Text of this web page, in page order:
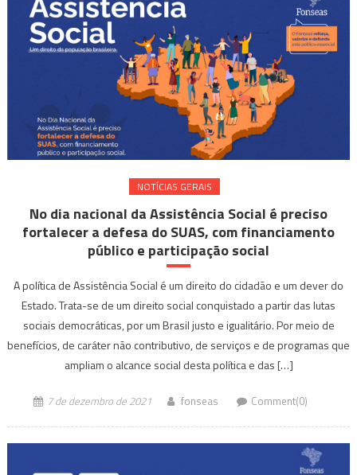
NOTÍ­CIAS GERAIS
No dia nacional da Assistência Social é preciso
fortalecer a defesa do SUAS, com financiamento
público e participação social
A política de Assistência Social é um direito do cidadão e um dever do
Estado. Trata-se de um direito social conquistado a partir das lutas
sociais democráticas, por um Brasil justo e igualitário. Por meio de
benefícios, de caráter não contributivo, de serviços e de programas que
ampliam o alcance social desta política e das […]
7 de dezembro de 2021 fonseas Comment(0)